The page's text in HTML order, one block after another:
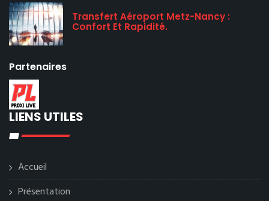
Transfert Aéroport Metz-Nancy :
Confort Et Rapidité.
Partenaires
LIENS UTILES
Accueil
Présentation